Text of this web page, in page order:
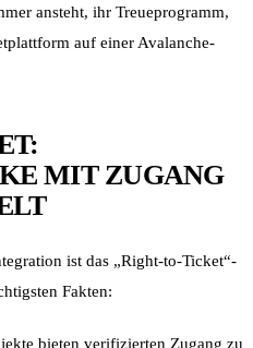
ansteht, ihr Treueprogramm,
auf einer Avalanche-
MIT ZUGANG
ist das „Right-to-Ticket“-
Fakten:
bieten verifizierten Zugang zu